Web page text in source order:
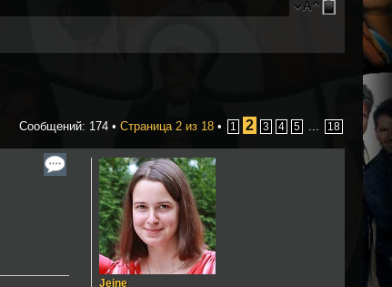
Сообщений: 174 • Страница 2 из 18 • 1 2 3 4 5 18
Jeine